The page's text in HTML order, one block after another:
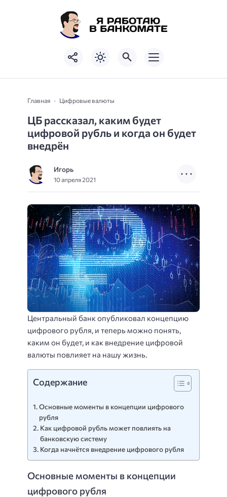
Главная Цифровые валюты
ЦБ рассказал, каким будет
цифровой рубль и когда он будет
внедрён
Игорь
10 апреля 2021
Центральный банк опубликовал концепцию
цифрового рубля, и теперь можно понять,
каким он будет, и как внедрение цифровой
валюты повлияет на нашу жизнь.
Содержание
Основные моменты в концепции цифрового
рубля
Как цифровой рубль может повлиять на
банковскую систему
Когда начнётся внедрение цифрового рубля
Основные моменты в концепции
цифрового рубля